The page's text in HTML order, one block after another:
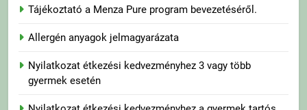
Tájékoztató a Menza Pure program bevezetéséről.
Allergén anyagok jelmagyarázata
Nyilatkozat étkezési kedvezményhez 3 vagy több
gyermek esetén